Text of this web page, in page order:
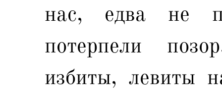
нас, едва не
потерпели
избиты, левиты